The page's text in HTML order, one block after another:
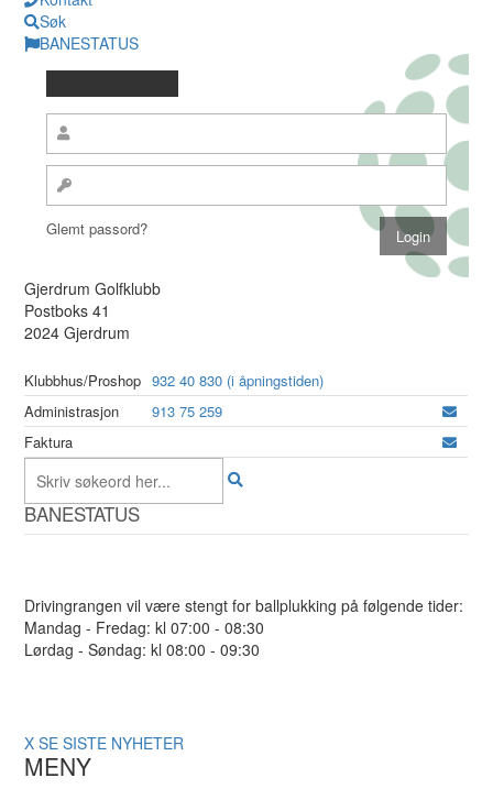
Søk
BANESTATUS
Glemt passord?
Gjerdrum Golfklubb
Postboks 41
2024 Gjerdrum
Klubbhus/Proshop 932 40 830 (i åpningstiden)
Administrasjon
913 75 259
Faktura
BANESTATUS
Drivingrangen vil være stengt for ballplukking på følgende tider:
Mandag - Fredag: kl 07:00 - 08:30
Lørdag - Søndag: kl 08:00 - 09:30
X SE SISTE NYHETER
MENY